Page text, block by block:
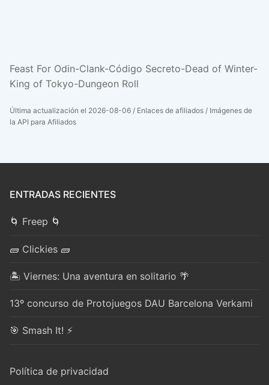
Feast For Odin-Clank-Código Secreto-Dead of Winter-
King of Tokyo-Dungeon Roll
Última actualización el 2026-08-06 / Enlaces de afiliados / Imágenes de
la API para Afiliados
ENTRADAS RECIENTES
🌀 Freep 🌀
🧱 Clickies 🧱
🏝️ Viernes: Una aventura en solitario 🌴
13º concurso de Protojuegos DAU Barcelona Verkami
🎯 Smash It! ⚡
Política de privacidad